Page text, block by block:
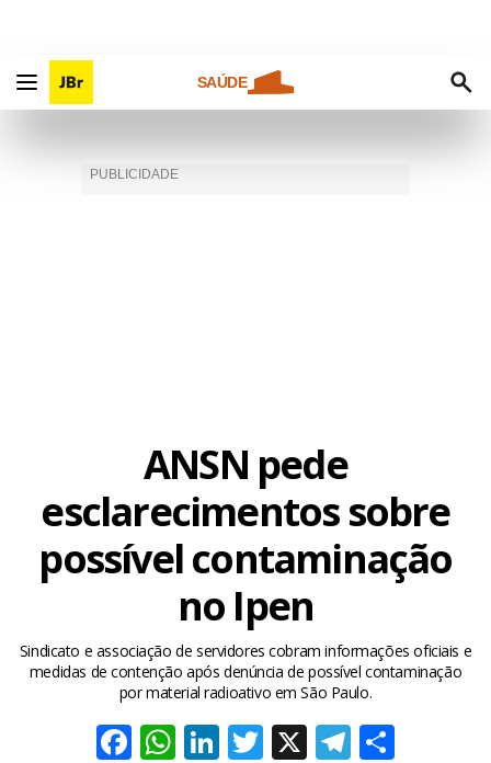
SAÚDE
ANSN pede
esclarecimentos sobre
possível contaminação
no Ipen
Sindicato e associação de servidores cobram informações oficiais e
medidas de contenção após denúncia de possível contaminação
por material radioativo em São Paulo.
Facebook
WhatsApp
LinkedIn
Twitter
X